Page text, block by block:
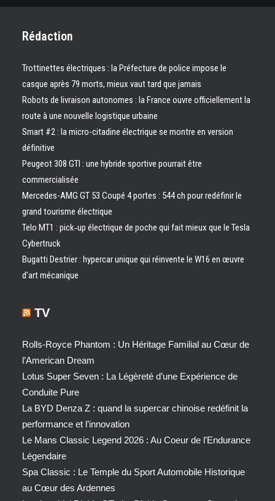
Rédaction
Trottinettes électriques : la Préfecture de police impose le
casque après 79 morts, mieux vaut tard que jamais
Robots de livraison autonomes : la France ouvre officiellement la
route à une nouvelle logistique urbaine
Smart #2 : la micro-citadine électrique se montre en version
définitive
Peugeot 308 GTI : une hybride sportive pourrait être
commercialisée
Mercedes-AMG GT 53 Coupé 4 portes : 544 ch pour redéfinir le
grand tourisme électrique
Telo MT1 : pick‑up électrique de poche qui fait mieux que le Tesla
Cybertruck
Bugatti Destrier : hypercar unique qui réinvente le W16 en œuvre
d’art mécanique
TV
Rolls-Royce Phantom : Un Héritage Familial au Cœur de
l’American Dream
Lotus Super Seven : La Légèreté d’une Expérience de
Conduite Pure
La BYD Denza Z : quand la supercar chinoise redéfinit la
performance et l’innovation
Le Mans Classic Legend 2026 : Au Coeur de l’Endurance
Légendaire
Spa Classic : Le Temple du Sport Automobile Historique
au Cœur des Ardennes